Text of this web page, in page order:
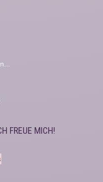
FREUE MICH!